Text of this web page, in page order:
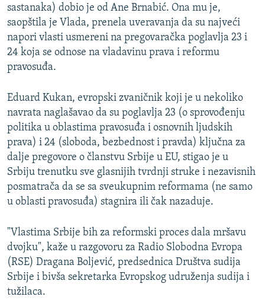
sastanaka) dobio je od Ane Brnabić. Ona mu je,
saopštila je Vlada, prenela uveravanja da su najveći
napori vlasti usmereni na pregovaračka poglavlja 23 i
24 koja se odnose na vladavinu prava i reformu
pravosuđa.
Eduard Kukan, evropski zvaničnik koji je u nekoliko
navrata naglašavao da su poglavlja 23 (o sprovođenju
politika u oblastima pravosuđa i osnovnih ljudskih
prava) i 24 (sloboda, bezbednost i pravda) ključna za
dalje pregovore o članstvu Srbije u EU, stigao je u
Srbiju trenutku sve glasnijih tvrdnji struke i nezavisnih
posmatrača da se sa sveukupnim reformama (ne samo
u oblasti pravosuđa) stagnira ili čak nazaduje.
"Vlastima Srbije bih za reformski proces dala mršavu
dvojku", kaže u razgovoru za Radio Slobodna Evropa
(RSE) Dragana Boljević, predsednica Društva sudija
Srbije i bivša sekretarka Evropskog udruženja sudija i
tužilaca.